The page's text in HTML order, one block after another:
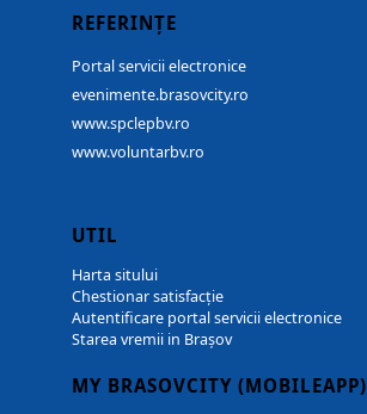
REFERINȚE
Portal servicii electronice
evenimente.brasovcity.ro
www.spclepbv.ro
www.voluntarbv.ro
UTIL
Harta sitului
Chestionar satisfacție
Autentificare portal servicii electronice
Starea vremii in Brașov
MY BRASOVCITY (MOBILEAPP)